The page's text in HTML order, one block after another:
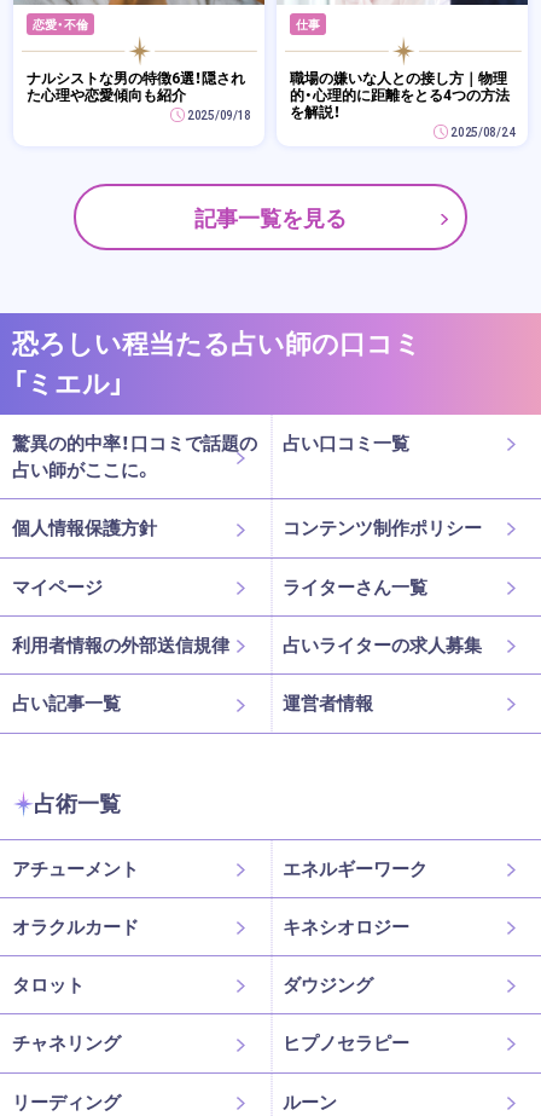
恋愛・不倫
ナルシストな男の特徴6選！隠され
た心理や恋愛傾向も紹介
2025/09/18
仕事
職場の嫌いな人との接し方｜物理
的・心理的に距離をとる4つの方法
を解説！
2025/08/24
記事一覧を見る
恐ろしい程当たる占い師の口コミ
「ミエル」
驚異の的中率！口コミで話題の
占い師がここに。
占い口コミ一覧
個人情報保護方針 コンテンツ制作ポリシー
マイページ ライターさん一覧
利用者情報の外部送信規律 占いライターの求人募集
占い記事一覧 運営者情報
占術一覧
アチューメント エネルギーワーク
オラクルカード キネシオロジー
タロット ダウジング
チャネリング ヒプノセラピー
リーディング ルーン